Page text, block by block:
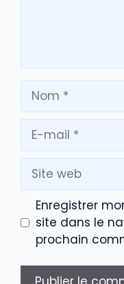
Nom
mail
Site
web
Enregistrer
site dans le
prochain